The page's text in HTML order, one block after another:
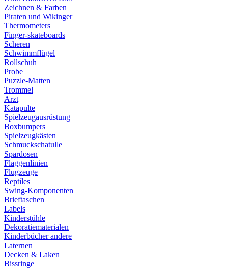
Zeichnen & Farben
Piraten und Wikinger
Thermometers
Finger-skateboards
Scheren
Schwimmflügel
Rollschuh
Probe
Puzzle-Matten
Trommel
Arzt
Katapulte
Spielzeugausrüstung
Boxbumpers
Spielzeugkästen
Schmuckschatulle
Spardosen
Flaggenlinien
Flugzeuge
Reptiles
Swing-Komponenten
Brieftaschen
Labels
Kinderstühle
Dekoratiematerialen
Kinderbücher andere
Laternen
Decken & Laken
Bissringe